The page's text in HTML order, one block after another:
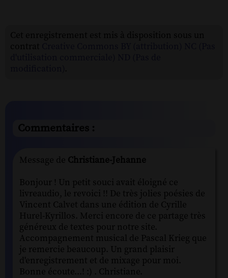
Commentaires :
Message de Christiane-Jehanne
Bonjour ! Un petit souci avait éloigné ce
livreaudio, le revoici !! De très jolies poésies de
Vincent Calvet dans une édition de Cyrille
Hurel-Kyrillos. Merci encore de ce partage très
généreux de textes pour notre site.
Accompagnement musical de Pascal Krieg que
je remercie beaucoup. Un grand plaisir
d'enregistrement et de mixage pour moi.
Bonne écoute...! :) . Christiane.